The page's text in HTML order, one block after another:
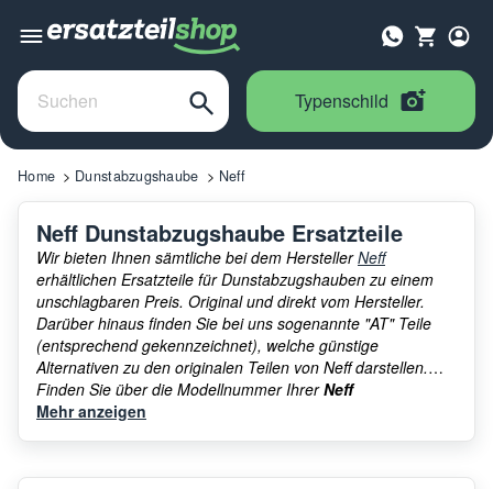
Typenschild
Home Dunstabzugshaube Neff
Neff Dunstabzugshaube Ersatzteile
Wir bieten Ihnen sämtliche bei dem HerstellerNeff
erhältlichen Ersatzteile für Dunstabzugshauben zu einem
unschlagbaren Preis. Original und direkt vom Hersteller.
Darüber hinaus finden Sie bei uns sogenannte "AT" Teile
(entsprechend gekennzeichnet), welche günstige
Alternativen zu den originalen Teilen von Neff darstellen.
Finden Sie über die Modellnummer IhrerNeff
Dunstabzugshaube
Ersatzteile, werden Sie garantiert fündig, versprochen!
Mehr anzeigen